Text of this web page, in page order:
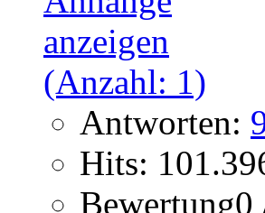
Antworten:
Hits:
Bewertung0